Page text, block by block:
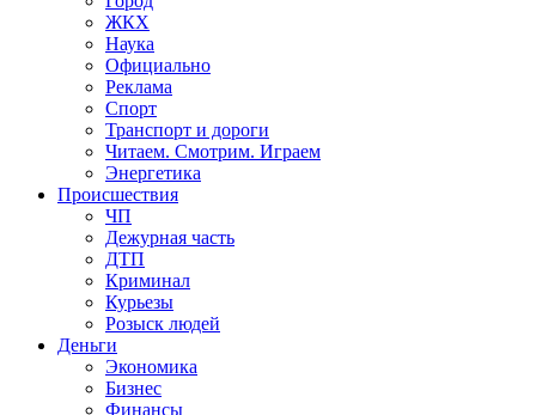
ЖКХ
Наука
Официально
Реклама
Спорт
Транспорт и дороги
Читаем. Смотрим. Играем
Энергетика
Происшествия
ЧП
Дежурная часть
ДТП
Криминал
Курьезы
Розыск людей
Деньги
Экономика
Бизнес
Финансы